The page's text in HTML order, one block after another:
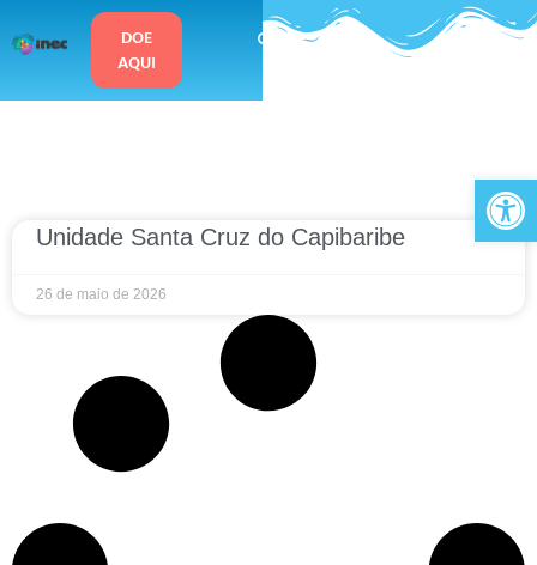
DOE
AQUI
Unidade Santa Cruz do Capibaribe
26 de maio de 2026